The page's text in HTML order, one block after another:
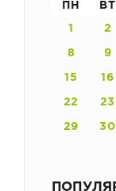
ПН ВТ
1 2
8 9
15 16
22 23
29 30